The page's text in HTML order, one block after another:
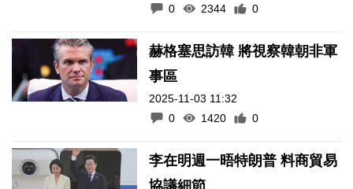
0
2344 0
赫格塞思訪韓 將視察韓朝非軍
事區
2025-11-03 11:32
0
1420 0
李在明週一晤特朗普 料商貿易
協議細節